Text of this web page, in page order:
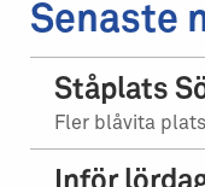
Senaste
Ståplats
Fler blåvita
Inför